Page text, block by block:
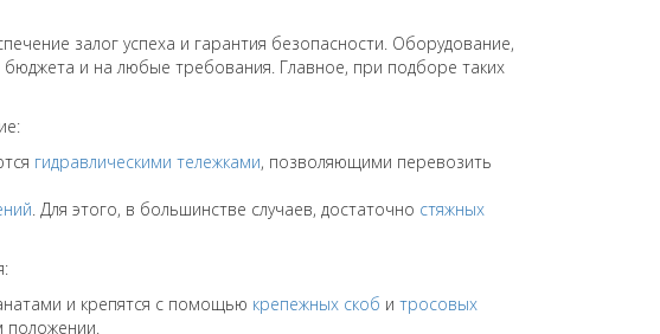
залог успеха и гарантия безопасности. Оборудование,
и на любые требования. Главное, при подборе таких
гидравлическими тележками, позволяющими перевозить
. Для этого, в большинстве случаев, достаточно стяжных
и крепятся с помощью крепежных скоб и тросовых
положении.